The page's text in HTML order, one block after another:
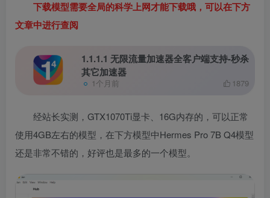
下载模型需要全局的科学上网才能下载哦，可以在下方
文章中进行查阅
1.1.1.1 无限流量加速器全客户端支持-秒杀
其它加速器
1个月前 1879
经站长实测，GTX1070Ti显卡、16G内存的，可以正常
使用4GB左右的模型，在下方模型中Hermes Pro 7B Q4模型
还是非常不错的，好评也是最多的一个模型。